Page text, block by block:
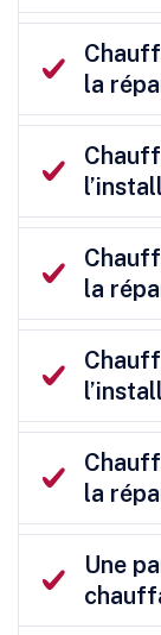
la
la
la
Une